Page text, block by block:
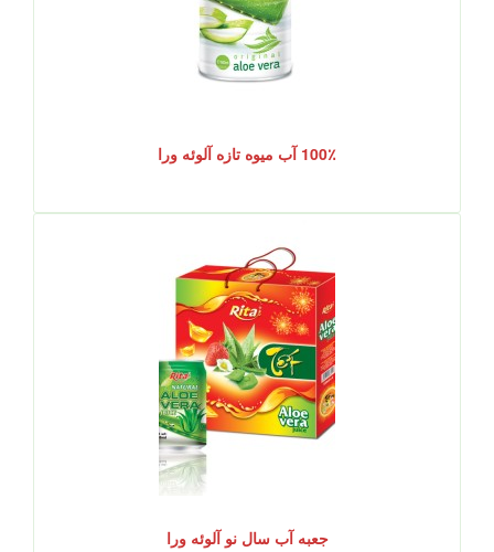
100٪ آب میوه تازه آلوئه ورا
جعبه آب سال نو آلوئه ورا